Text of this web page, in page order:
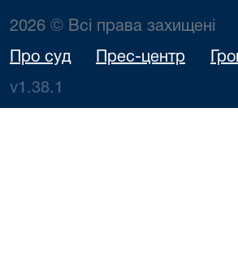
2026 © Всі права захищені
Про суд Прес-центр
v1.38.1